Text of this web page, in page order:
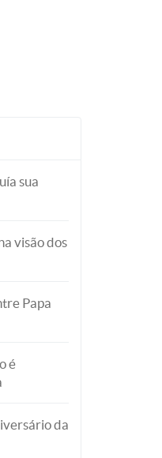
sua
visão dos
Papa
é
da